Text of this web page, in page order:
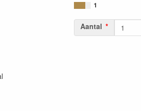
1
Aantal